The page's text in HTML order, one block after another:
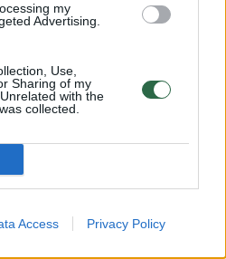
my
Advertising.
Use,
Sharing of my
with the
collected.
Access Privacy Policy
visko nemažai. Mūsų
tai galioja beveik
neįsivaizduojamas be
dieną iš kruopščiai
verdu didelį puodą. Jis
patiekalų